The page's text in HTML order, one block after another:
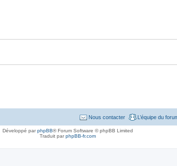
L’équipe du
Nous contacter
Développé parphpBB® Forum Software © phpBB Limited
Traduit parphpBB-fr.com